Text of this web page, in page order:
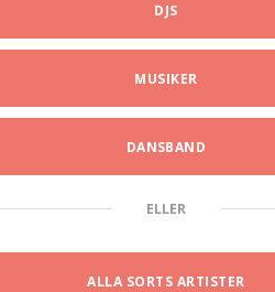
DJS
MUSIKER
DANSBAND
ELLER
ALLA SORTS ARTISTER